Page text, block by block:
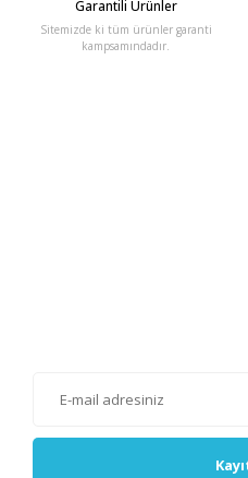
Garantili Ürünler
Sitemizde ki tüm ürünler garanti
kampsamındadır.